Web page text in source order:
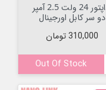
آداپتور 24 ولت 2.5 آمپر
دو سر کابل اورجینال
قیمت
310,000 تومان
Out Of Stock